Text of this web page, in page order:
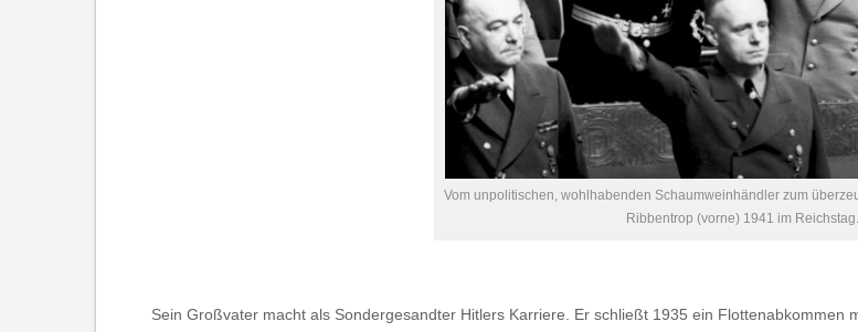
Vom unpolitischen, wohlhabenden Schaumweinhändler zum
Ribbentrop (vorne) 1941 im Reichstag.
Sein Großvater macht als Sondergesandter Hitlers Karriere. Er schließt 1935 ein Flottenabkommen